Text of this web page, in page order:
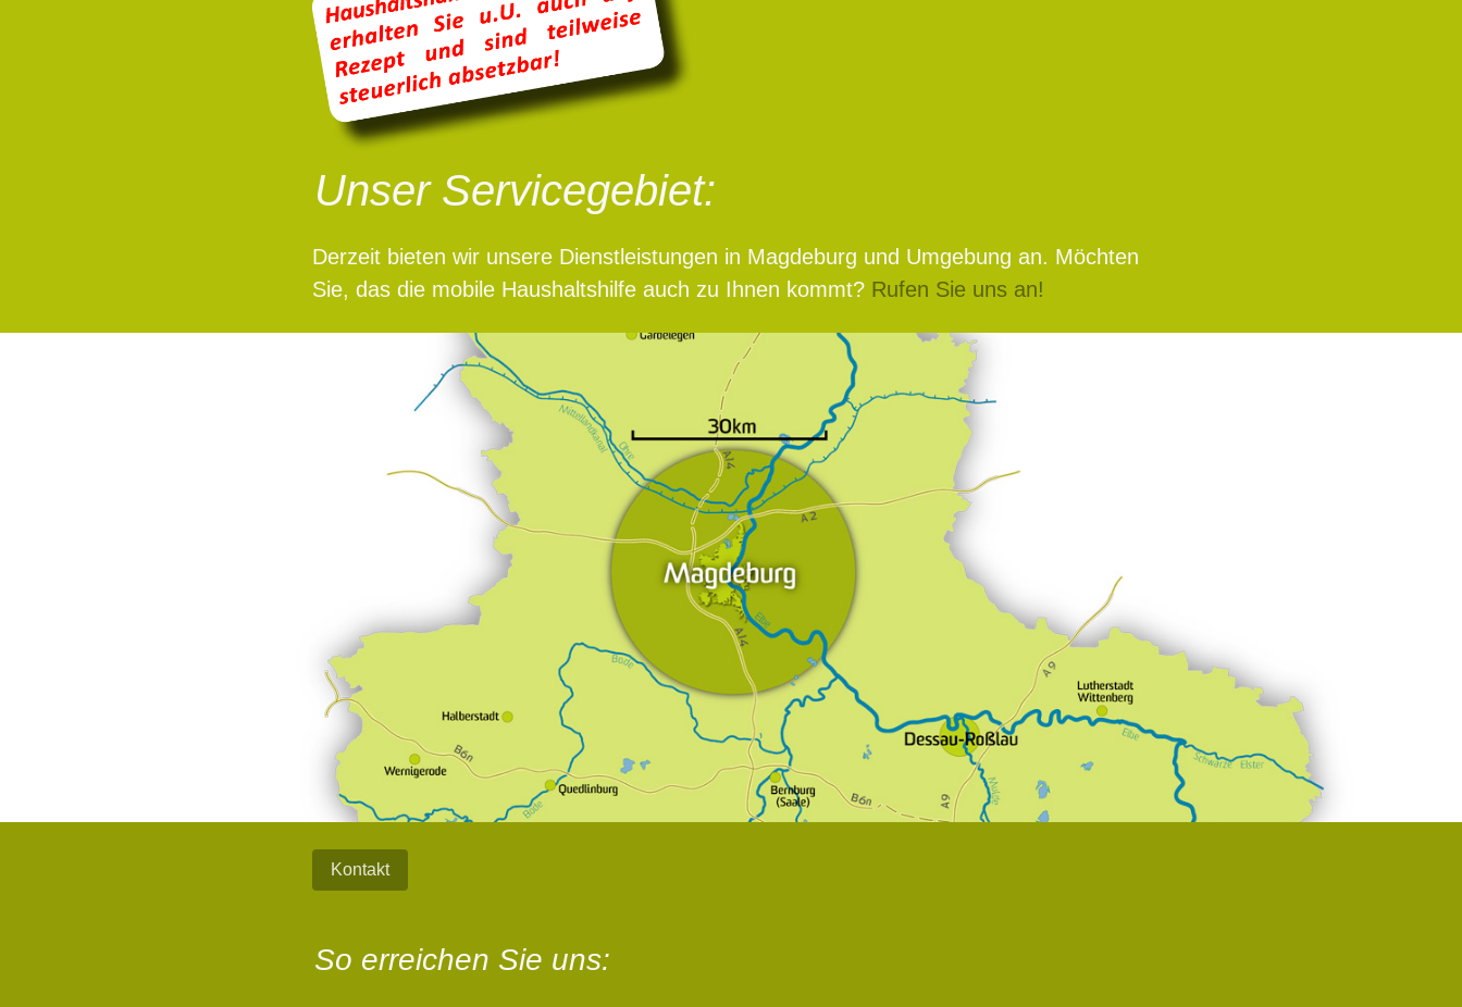
Unser Servicegebiet:
Derzeit bieten wir unsere Dienstleistungen in Magdeburg und Umgebung an. Möchten
Sie, das die mobile Haushaltshilfe auch zu Ihnen kommt? Rufen Sie uns an!
Kontakt
So erreichen Sie uns: